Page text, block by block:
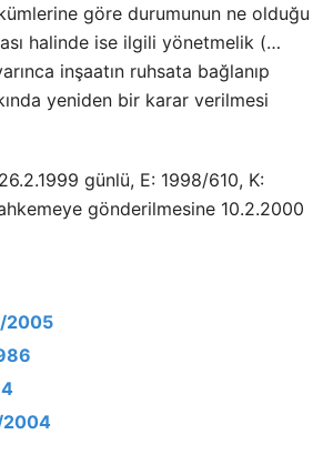
göre durumunun ne olduğu
halinde ise ilgili yönetmelik (…
inşaatın ruhsata bağlanıp
yeniden bir karar verilmesi
günlü, E: 1998/610, K:
gönderilmesine 10.2.2000
2005
2004